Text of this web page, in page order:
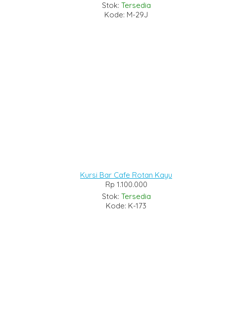
Stok: Tersedia
Kode: M-29J
Kursi Bar Cafe Rotan Kayu
Rp 1.100.000
Stok: Tersedia
Kode: K-173